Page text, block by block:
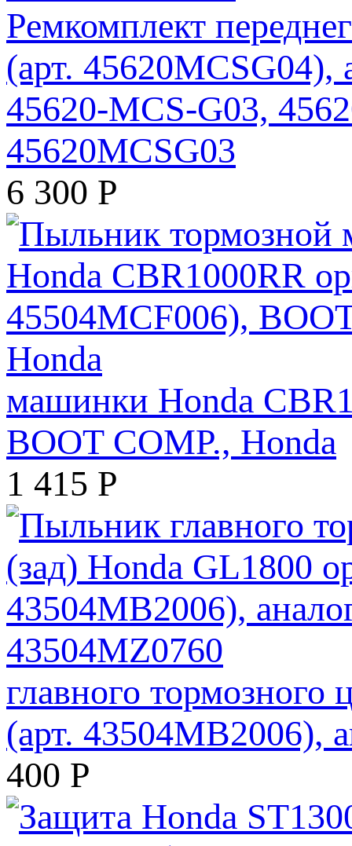
Ремкомплект
(арт.
45620-MCS-G03,
45620MCSG03
6 300 Р
машинки Honda
BOOT COMP., Honda
1 415 Р
главного
(арт. 43504MB2006),
400 Р